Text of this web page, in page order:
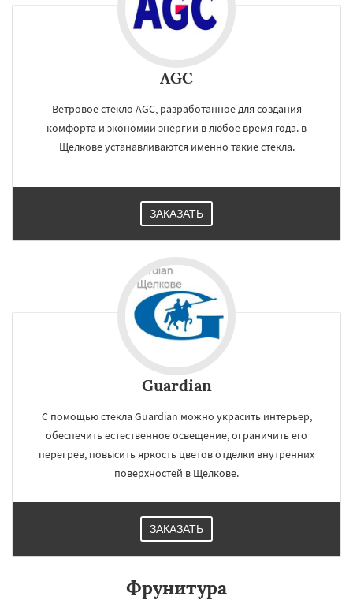
AGC
Ветровое стекло AGC, разработанное для создания
комфорта и экономии энергии в любое время года. в
Щелкове устанавливаются именно такие стекла.
ЗАКАЗАТЬ
Guardian
С помощью стекла Guardian можно украсить интерьер,
обеспечить естественное освещение, ограничить его
перегрев, повысить яркость цветов отделки внутренних
поверхностей в Щелкове.
ЗАКАЗАТЬ
Фрунитура